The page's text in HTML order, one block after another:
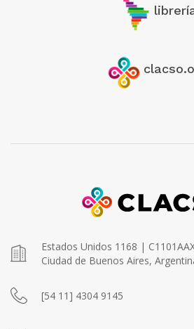
Estados Unidos 1168 |
Ciudad de Buenos Aires,
[54 11] 4304 9145